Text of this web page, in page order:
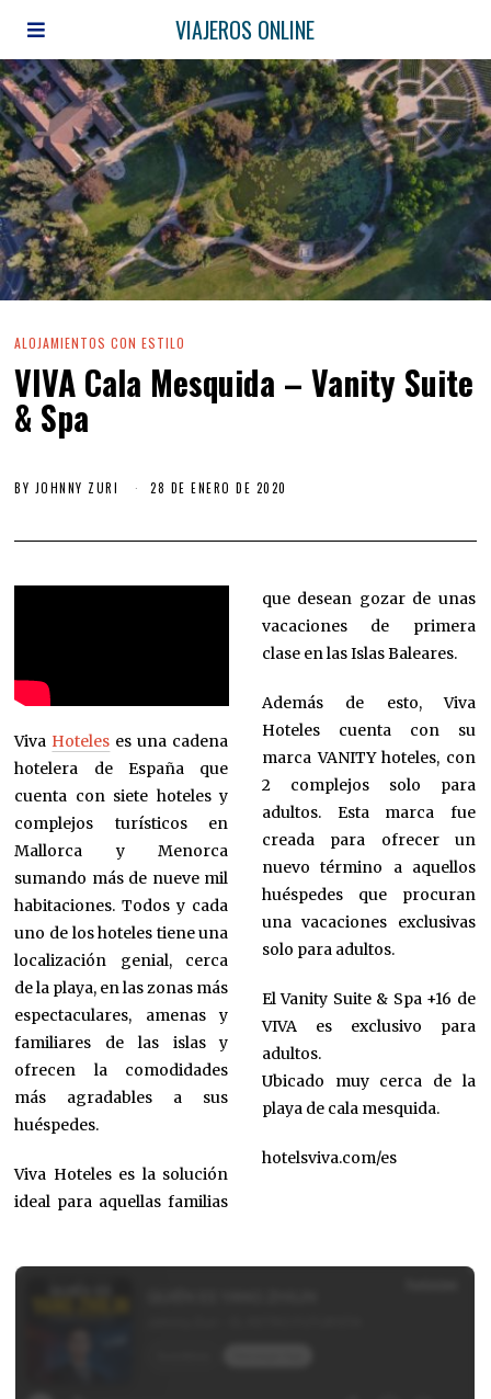
VIAJEROS ONLINE
ALOJAMIENTOS CON ESTILO
VIVA Cala Mesquida – Vanity Suite
& Spa
BY JOHNNY ZURI 28 DE ENERO DE 2020
Viva Hoteles es una cadena
hotelera de España que
cuenta con siete hoteles y
complejos turísticos en
Mallorca y Menorca
sumando más de nueve mil
habitaciones. Todos y cada
uno de los hoteles tiene una
localización genial, cerca
de la playa, en las zonas más
espectaculares, amenas y
familiares de las islas y
ofrecen la comodidades
más agradables a sus
huéspedes.
Viva Hoteles es la solución
ideal para aquellas familias
que desean gozar de unas
vacaciones de primera
clase en las Islas Baleares.
Además de esto, Viva
Hoteles cuenta con su
marca VANITY hoteles, con
2 complejos solo para
adultos. Esta marca fue
creada para ofrecer un
nuevo término a aquellos
huéspedes que procuran
una vacaciones exclusivas
solo para adultos.
El Vanity Suite & Spa +16 de
VIVA es exclusivo para
adultos.
Ubicado muy cerca de la
playa de cala mesquida.
hotelsviva.com/es